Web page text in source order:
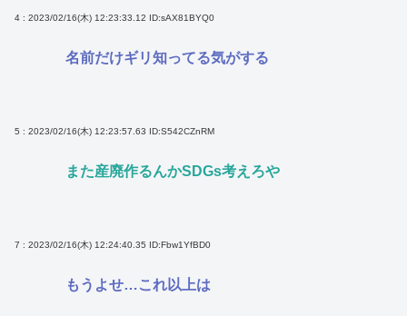
4 : 2023/02/16(木) 12:23:33.12 ID:sAX81BYQ0
名前だけギリ知ってる気がする
5 : 2023/02/16(木) 12:23:57.63 ID:S542CZnRM
また産廃作るんかSDGs考えろや
7 : 2023/02/16(木) 12:24:40.35 ID:Fbw1YfBD0
もうよせ…これ以上は